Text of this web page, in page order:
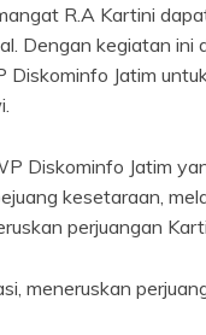
R.A Kartini
Dengan kegiatan
Jatim
Diskominfo Jatim
kesetaraan,
perjuangan
meneruskan